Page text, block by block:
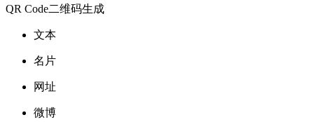
QR Code二维码生成
文本
名片
网址
微博